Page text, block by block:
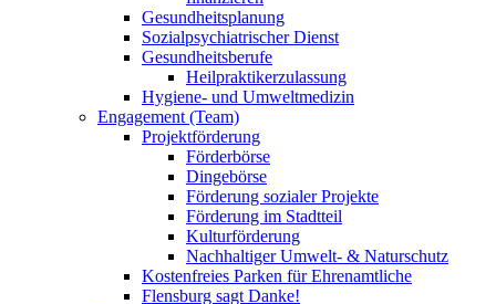
Gesundheitsplanung
Sozialpsychiatrischer Dienst
Gesundheitsberufe
Heilpraktikerzulassung
Hygiene- und Umweltmedizin
Engagement (Team)
Projektförderung
Förderbörse
Dingebörse
Förderung sozialer Projekte
Förderung im Stadtteil
Kulturförderung
Nachhaltiger Umwelt- & Naturschutz
Kostenfreies Parken für Ehrenamtliche
Flensburg sagt Danke!